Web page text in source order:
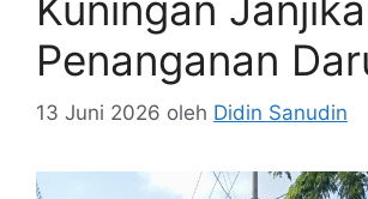
Penanganan
13 Juni 2026 oleh Didin Sanudin